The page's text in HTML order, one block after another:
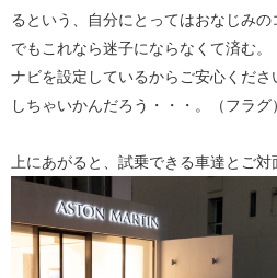
るという、自分にとってはおなじみ
でもこれなら迷子にならなくて済む。
ナビを設定しているからご安心くだ
しちゃいかんだろう・・・。（フラグ
上にあがると、試乗できる車達とご対